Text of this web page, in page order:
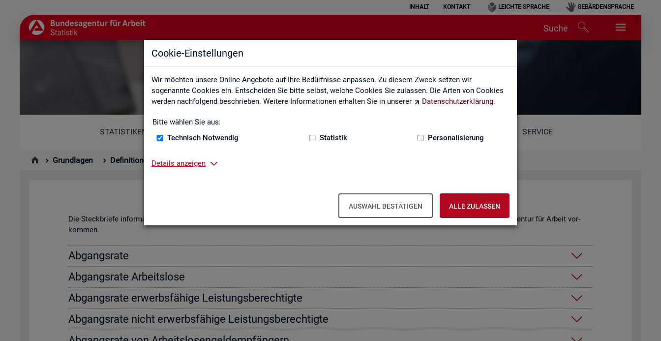
Cookie-Einstellungen
Wir möchten unsere Online-Angebote auf Ihre Bedürfnisse anpassen. Zu diesem Zweck setzen wir
sogenannte Cookies ein. Entscheiden Sie bitte selbst, welche Cookies Sie zulassen. Die Arten von Cookies
werden nachfolgend beschrieben. Weitere Informationen erhalten Sie in unserer
Datenschutzerklärung.
Bitte wählen Sie aus:
Technisch Notwendig
Statistik Personalisierung
Details anzeigen
AUSWAHL BESTÄTIGEN ALLE ZULASSEN
INHALT KONTAKT LEICHTE SPRACHE GEBÄRDENSPRACHE
Suche
Kennzahlensteckbriefe
STATISTIKEN SERVICE
Grundlagen Definitionen Kennzahlensteckbriefe
Kenn­zah­len­steck­brie­fe
Die Steck­brie­fe in­for­mie­ren über De­fi­ni­ti­on, Aus­sa­ge­kraft, Be­rech­nung und Da­ten­quel­len der Kenn­zah­len, die in der Sta­tis­tik der Bun­des­agen­tur für Ar­beit vor­
kom­men.
Ab­gangs­ra­te
Ab­gangs­ra­te Ar­beits­lo­se
Ab­gangs­ra­te er­werbs­fä­hi­ge Leis­tungs­be­rech­tig­te
Ab­gangs­ra­te nicht er­werbs­fä­hi­ge Leis­tungs­be­rech­tig­te